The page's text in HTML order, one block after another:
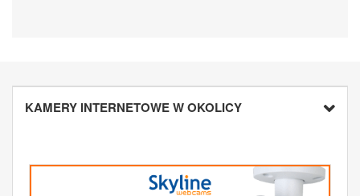
KAMERY INTERNETOWE W OKOLICY